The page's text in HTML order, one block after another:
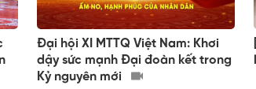
Đại hội XI MTTQ Việt Nam: Khơi
dậy sức mạnh Đại đoàn kết trong
Kỷ nguyên mới